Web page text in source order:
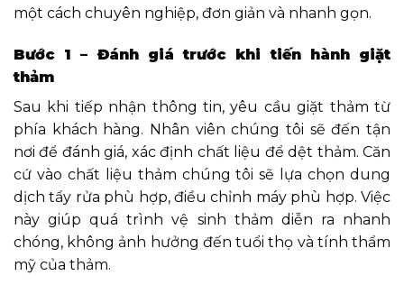
một cách chuyên nghiệp, đơn giản và nhanh gọn.
Bước 1 – Đánh giá trước khi tiến hành giặt
thảm
Sau khi tiếp nhận thông tin, yêu cầu giặt thảm từ
phía khách hàng. Nhân viên chúng tôi sẽ đến tận
nơi để đánh giá, xác định chất liệu để dệt thảm. Căn
cứ vào chất liệu thảm chúng tôi sẽ lựa chọn dung
dịch tẩy rửa phù hợp, điều chỉnh máy phù hợp. Việc
này giúp quá trình vệ sinh thảm diễn ra nhanh
chóng, không ảnh hưởng đến tuổi thọ và tính thẩm
mỹ của thảm.